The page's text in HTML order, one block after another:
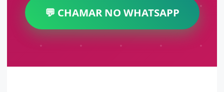
💬 CHAMAR NO WHATSAPP